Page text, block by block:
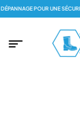
POUR UNE